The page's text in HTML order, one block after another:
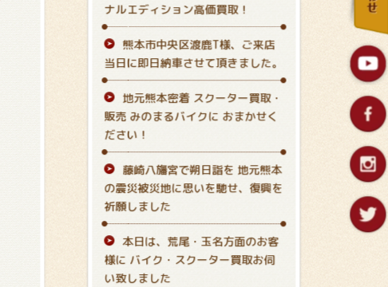
ナルエディション高価買取！
熊本市中央区渡鹿T様、ご来店
当日に即日納車させて頂きました。
地元熊本密着 スクーター買取・
販売 みのまるバイクに おまかせく
ださい！
藤崎八旛宮で朔日詣を 地元熊本
の震災被災地に思いを馳せ、復興を
祈願しました
本日は、荒尾・玉名方面のお客
様に バイク・スクーター買取お伺
い致しました